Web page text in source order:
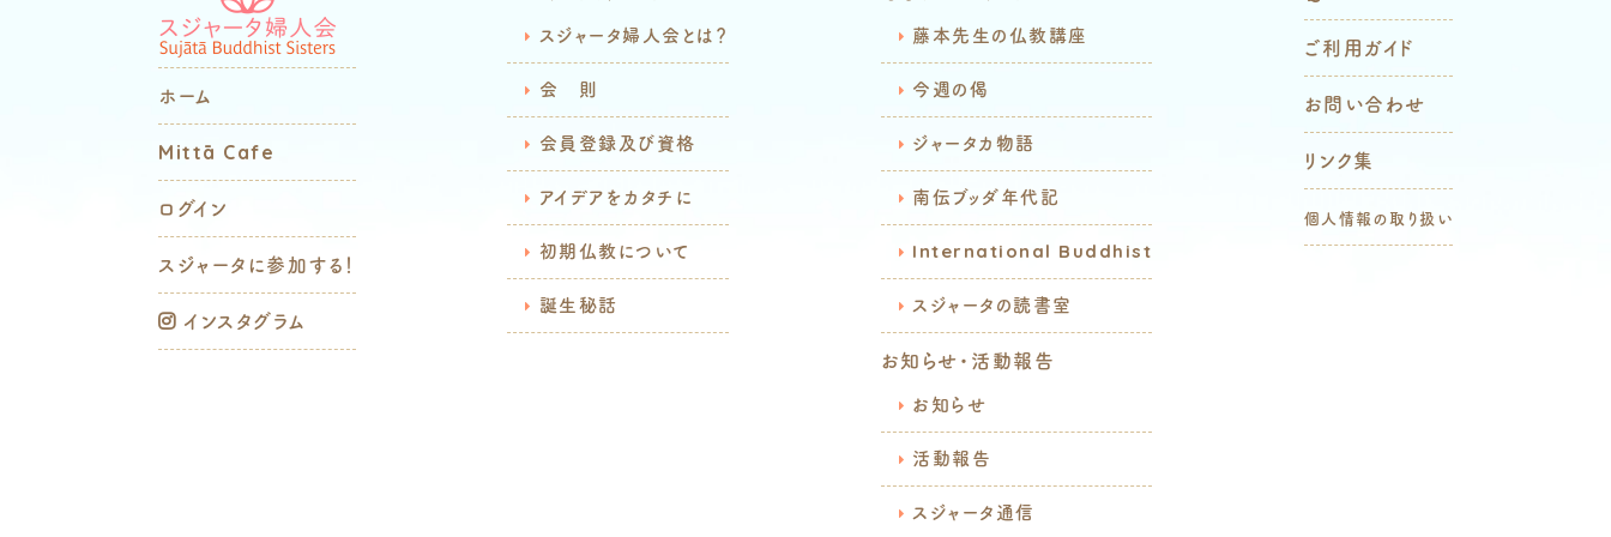
ホーム
Mittā Cafe
ログイン
スジャータに参加する！
インスタグラム
スジャータ婦人会とは？
会 則
会員登録及び資格
アイデアをカタチに
初期仏教について
誕生秘話
藤本先生の仏教講座
今週の偈
ジャータカ物語
南伝ブッダ年代記
International Buddhist
スジャータの読書室
お知らせ・活動報告
お知らせ
活動報告
スジャータ通信
ご利用ガイド
お問い合わせ
リンク集
個人情報の取り扱い